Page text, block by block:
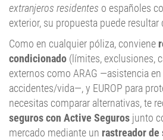
extranjeros residentes o españoles
exterior, su propuesta puede resultar
Como en cualquier póliza, conviene
condicionado (límites, exclusiones,
externos como ARAG —asistencia
accidentes/vida—, y EUROP para
necesitas comparar alternativas, te
seguros con Active Seguros junto
mercado mediante un rastreador de